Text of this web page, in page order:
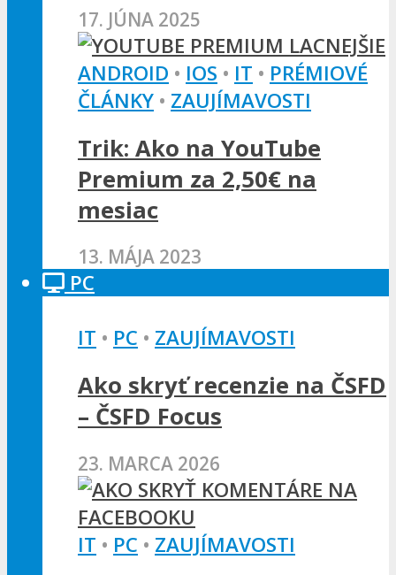
17. JÚNA 2025
ANDROID • IOS • IT • PRÉMIOVÉ
ČLÁNKY • ZAUJÍMAVOSTI
Trik: Ako na YouTube
Premium za 2,50€ na
mesiac
13. MÁJA 2023
PC
IT • PC • ZAUJÍMAVOSTI
Ako skryť recenzie na ČSFD
– ČSFD Focus
23. MARCA 2026
IT • PC • ZAUJÍMAVOSTI